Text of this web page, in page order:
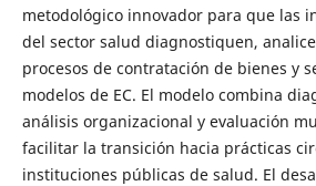
metodológico innovador para que las
del sector salud diagnostiquen,
procesos de contratación de bienes y
modelos de EC. El modelo combina
análisis organizacional y evaluación
facilitar la transición hacia prácticas
instituciones públicas de salud. El